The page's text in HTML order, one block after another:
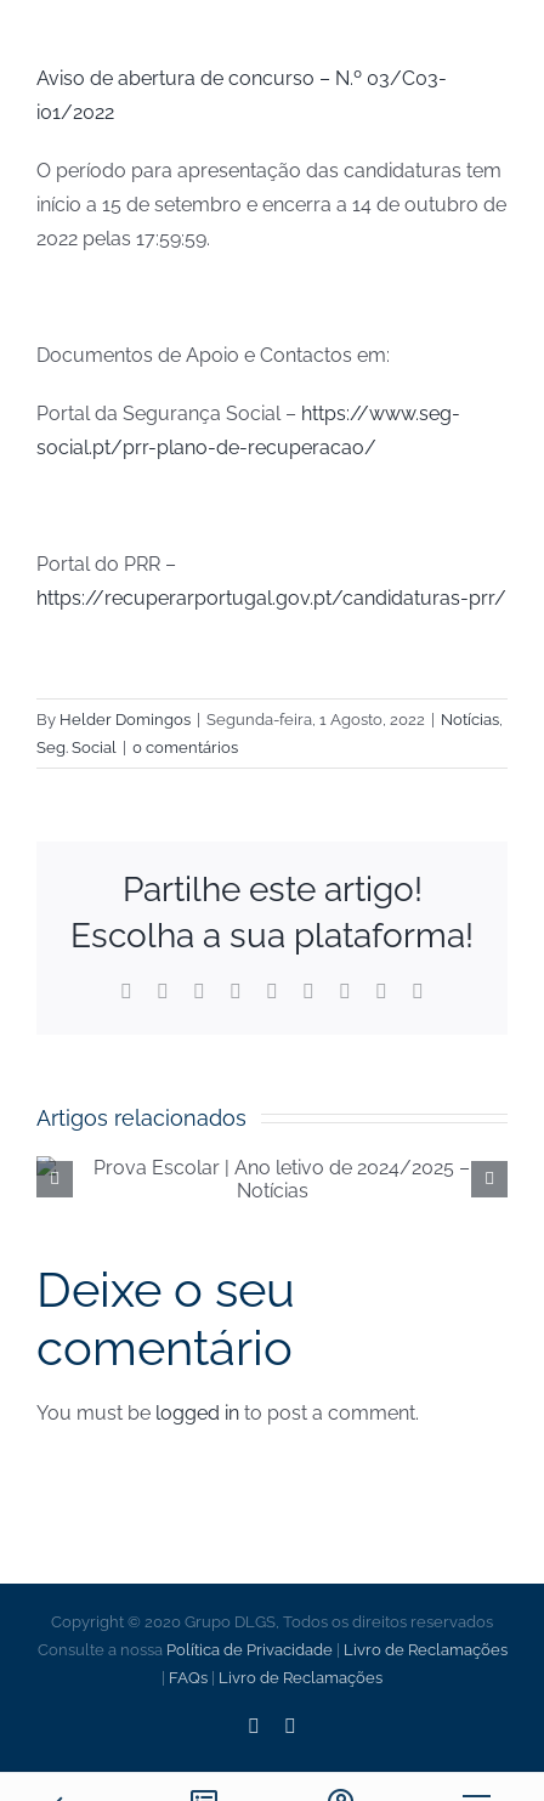
Aviso de abertura de concurso – N.º 03/C03-
i01/2022
O período para apresentação das candidaturas tem
início a 15 de setembro e encerra a 14 de outubro de
2022 pelas 17:59:59.
Documentos de Apoio e Contactos em:
Portal da Segurança Social – https://www.seg-
social.pt/prr-plano-de-recuperacao/
Portal do PRR –
https://recuperarportugal.gov.pt/candidaturas-prr/
By Helder Domingos Segunda-feira, 1 Agosto, 2022 Notícias,
Seg. Social
0 comentários
Partilhe este artigo!
Escolha a sua plataforma!
Facebook Reddit LinkedInWhatsApp
TumblrPinterest
Artigos relacionados
Execução orçamental da
Segurança Social de
Deixe o seu
comentário
You must be logged in to post a comment.
Copyright © 2020 Grupo DLGS, Todos os direitos reservados
Consulte a nossa Política de Privacidade| Livro de Reclamações
| FAQs | Livro de Reclamações
Facebook